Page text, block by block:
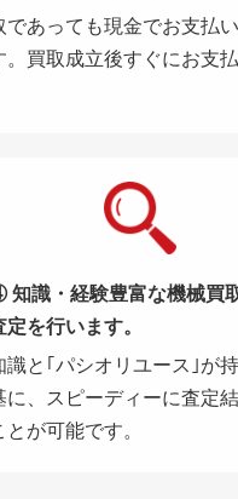
であっても現金でお支払
。買取成立後すぐにお支
知識・経験豊富な機械買
を行います。
識と｢パシオリユース｣が
に、スピーディーに査定
が可能です。